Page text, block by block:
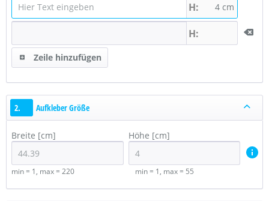
4 cm
Zeile hinzufügen
2. Aufkleber Größe
Breite [cm] Höhe [cm]
min = 1, max = 220 min = 1, max = 55